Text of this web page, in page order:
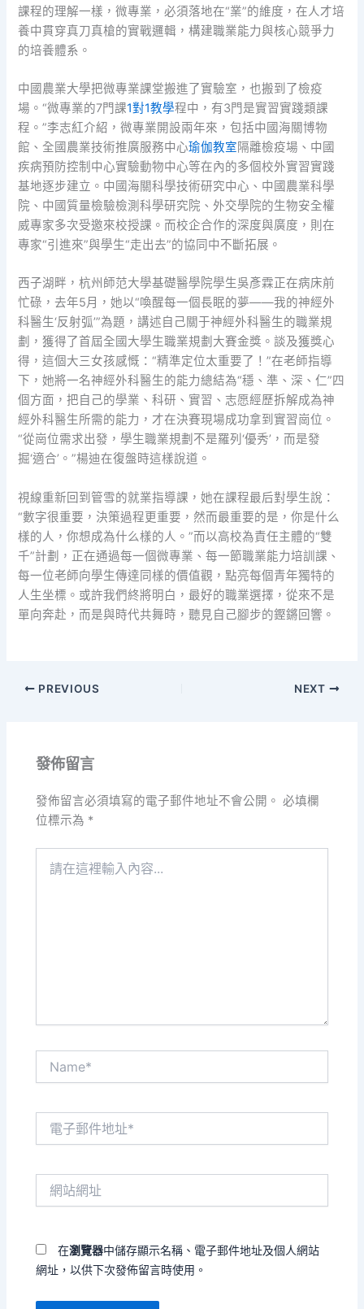
課程的理解一樣，微專業，必須落地在“業”的維度，在人才培
養中貫穿真刀真槍的實戰邏輯，構建職業能力與核心競爭力
的培養體系。
中國農業大學把微專業課堂搬進了實驗室，也搬到了檢疫
場。“微專業的7門課1對1教學程中，有3門是實習實踐類課
程。”李志紅介紹，微專業開設兩年來，包括中國海關博物
館、全國農業技術推廣服務中心瑜伽教室隔離檢疫場、中國
疾病預防控制中心實驗動物中心等在內的多個校外實習實踐
基地逐步建立。中國海關科學技術研究中心、中國農業科學
院、中國質量檢驗檢測科學研究院、外交學院的生物安全權
威專家多次受邀來校授課。而校企合作的深度與廣度，則在
專家“引進來”與學生“走出去”的協同中不斷拓展。
西子湖畔，杭州師范大學基礎醫學院學生吳彥霖正在病床前
忙碌，去年5月，她以“喚醒每一個長眠的夢——我的神經外
科醫生‘反射弧’”為題，講述自己關于神經外科醫生的職業規
劃，獲得了首屆全國大學生職業規劃大賽金獎。談及獲獎心
得，這個大三女孩感慨：“精準定位太重要了！”在老師指導
下，她將一名神經外科醫生的能力總結為“穩、準、深、仁”四
個方面，把自己的學業、科研、實習、志愿經歷拆解成為神
經外科醫生所需的能力，才在決賽現場成功拿到實習崗位。
“從崗位需求出發，學生職業規劃不是羅列‘優秀’，而是發
掘‘適合’。”楊迪在復盤時這樣說道。
視線重新回到管雪的就業指導課，她在課程最后對學生說：
“數字很重要，決策過程更重要，然而最重要的是，你是什么
樣的人，你想成為什么樣的人。”而以高校為責任主體的“雙
千”計劃，正在通過每一個微專業、每一節職業能力培訓課、
每一位老師向學生傳達同樣的價值觀，點亮每個青年獨特的
人生坐標。或許我們終將明白，最好的職業選擇，從來不是
單向奔赴，而是與時代共舞時，聽見自己腳步的鏗鏘回響。
PREVIOUS NEXT
發佈留言
發佈留言必須填寫的電子郵件地址不會公開。 必填欄
位標示為 *
在瀏覽器中儲存顯示名稱、電子郵件地址及個人網站
網址，以供下次發佈留言時使用。